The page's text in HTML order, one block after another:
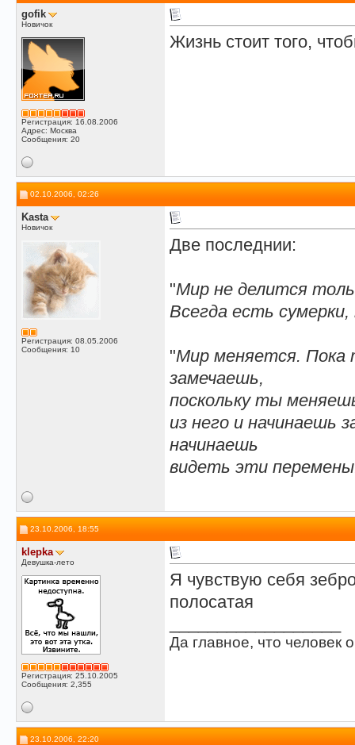
gofik
Новичок
Регистрация: 16.08.2006
Адрес: Москва
Сообщения: 20
Жизнь стоит того,
02.10.2006, 02:26
Kasta
Новичок
Регистрация: 08.05.2006
Сообщения: 10
Две последнии:
"Мир не делится
Всегда есть
"Мир меняется.
замечаешь,
поскольку ты
из него и начинаешь
начинаешь
видеть эти
23.10.2006, 18:55
klepka
Девушка-лето
Регистрация: 25.10.2005
Сообщения: 2,355
Я чувствую себя
полосатая
Да главное, что человек
23.10.2006, 22:20